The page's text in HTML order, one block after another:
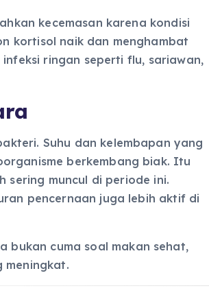
kecemasan karena kondisi
kortisol naik dan menghambat
ringan seperti flu, sariawan,
Suhu dan kelembapan yang
berkembang biak. Itu
sering muncul di periode ini.
pencernaan juga lebih aktif di
bukan cuma soal makan sehat,
meningkat.